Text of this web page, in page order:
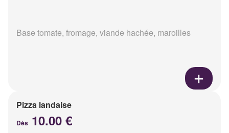
Base tomate, fromage, viande hachée, maroilles
Pizza landaise
Dès 10.00 €